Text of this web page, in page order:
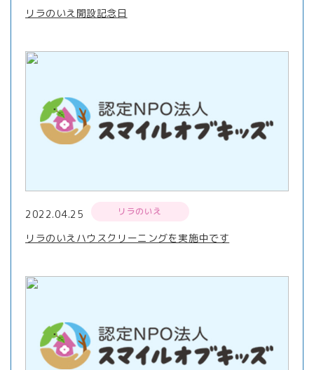
リラのいえ開設記念日
2022.04.25 リラのいえ
リラのいえハウスクリーニングを実施中です